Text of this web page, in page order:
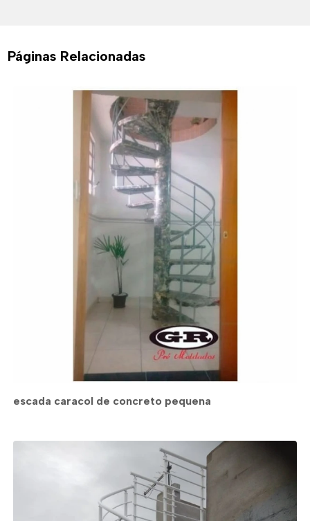
Páginas Relacionadas
escada caracol de concreto pequena